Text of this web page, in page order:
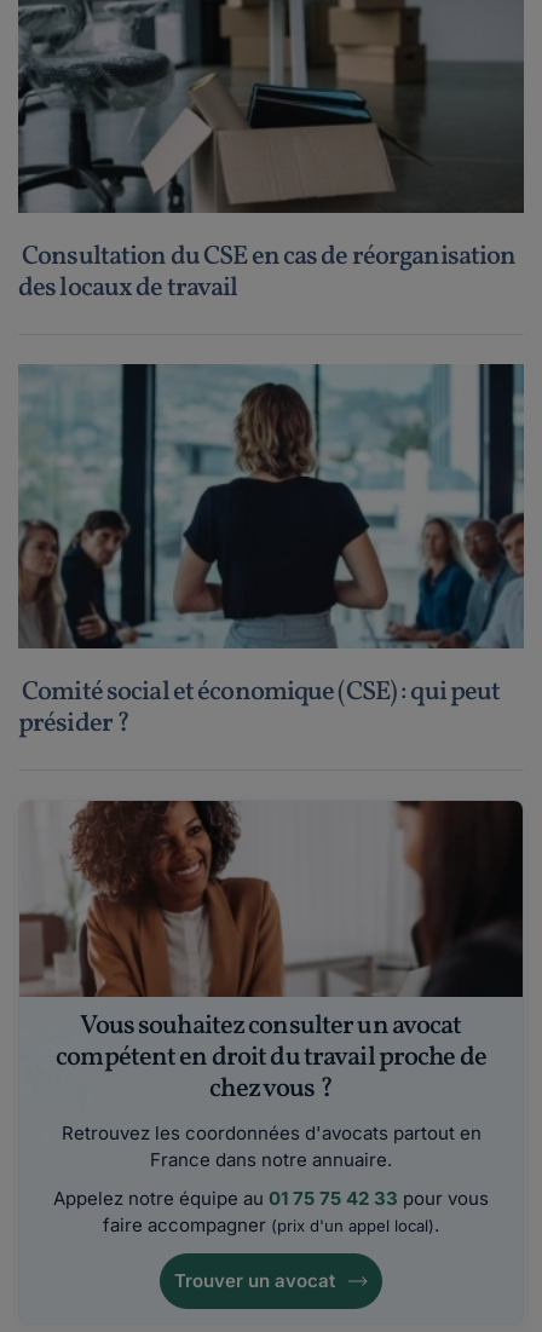
Consultation du CSE en cas de réorganisation
des locaux de travail
Comité social et économique (CSE) : qui peut
présider ?
Vous souhaitez consulter un avocat
compétent en droit du travail proche de
chez vous ?
Retrouvez les coordonnées d'avocats partout en
France dans notre annuaire.
Appelez notre équipe au 01 75 75 42 33 pour vous
faire accompagner (prix d'un appel local).
Trouver un avocat